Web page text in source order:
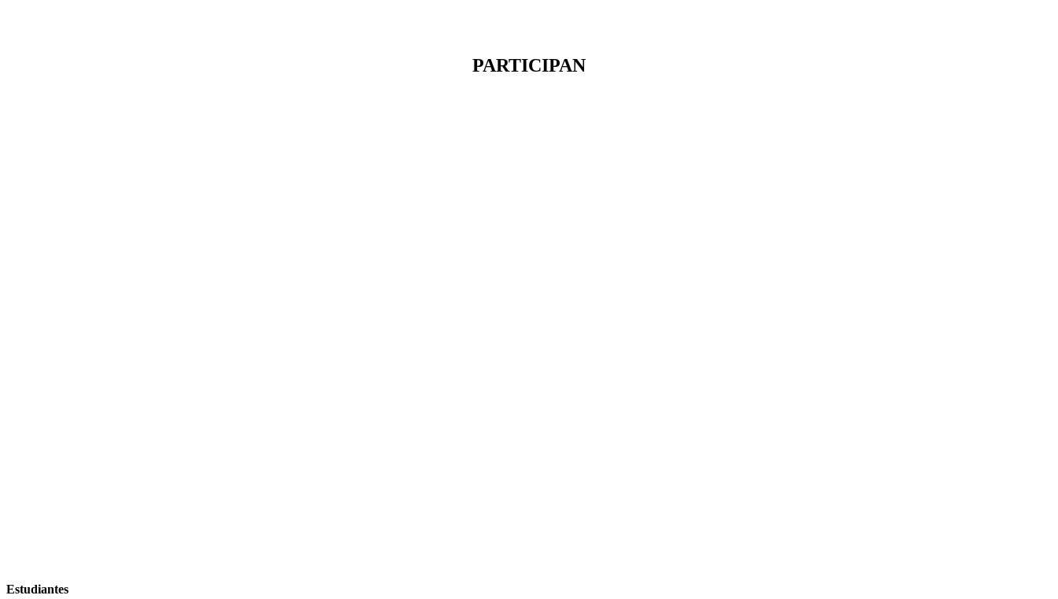
PARTICIPAN
Estudiantes